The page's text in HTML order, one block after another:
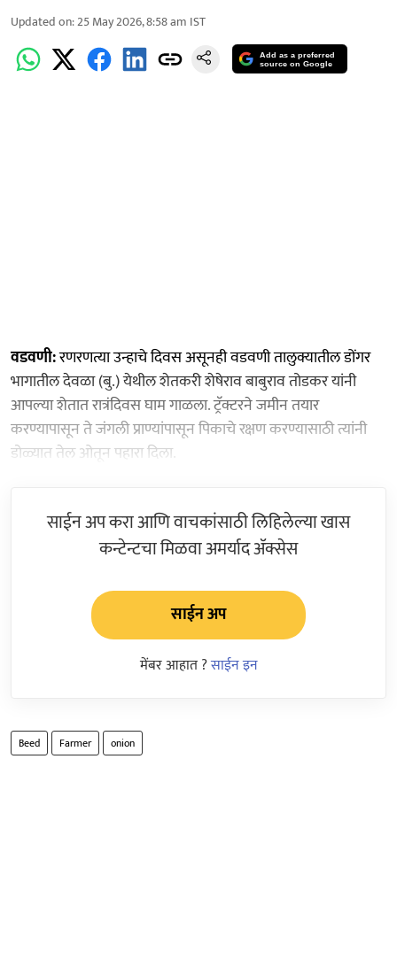
Updated on:25 May 2026, 8:58 am IST
Add as a preferred
source on Google
वडवणी:रणरणत्या उन्हाचे दिवस असूनही वडवणी तालुक्यातील डोंगर
भागातील देवळा (बु.) येथील शेतकरी शेषेराव बाबुराव तोडकर यांनी
आपल्या शेतात रात्रंदिवस घाम गाळला. ट्रॅक्टरने जमीन तयार
करण्यापासून ते जंगली प्राण्यांपासून पिकाचे रक्षण करण्यासाठी त्यांनी
डोळ्यात तेल ओतून पहारा दिला.
साईन अप करा आणि वाचकांसाठी लिहिलेल्या खास
कन्टेन्टचा मिळवा अमर्याद ॲक्सेस
साईन अप
मेंबर आहात ?साईन इन
Beed Farmer onion